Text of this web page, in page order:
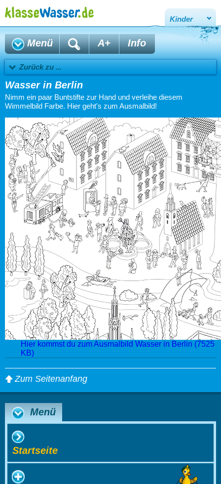
Kinder
Menü A+ Info
Zurück zu ...
Wasser in Berlin
Nimm ein paar Buntstifte zur Hand und verleihe diesem
Wimmelbild Farbe. Hier geht's zum Ausmalbild!
Hier kommst du zum Ausmalbild Wasser in Berlin (7525
KB)
Zum Seitenanfang
Menü
Startseite